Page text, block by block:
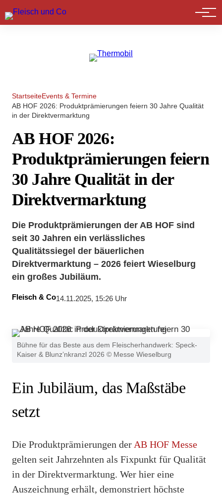
Marktführer
StartseiteEvents & Termine
AB HOF 2026: Produktprämierungen feiern 30 Jahre Qualität
in der Direktvermarktung
AB HOF 2026:
Produktprämierungen feiern
30 Jahre Qualität in der
Direktvermarktung
Die Produktprämierungen der AB HOF sind
seit 30 Jahren ein verlässliches
Qualitätssiegel der bäuerlichen
Direktvermarktung – 2026 feiert Wieselburg
ein großes Jubiläum.
Fleisch & Co14.11.2025, 15:26 Uhr
Bühne für das Beste aus dem Fleischerhandwerk: Speck-
Kaiser & Blunz’nkranzl 2026 © Messe Wieselburg
Ein Jubiläum, das Maßstäbe
setzt
Die Produktprämierungen der AB HOF Messe
gelten seit Jahrzehnten als Fixpunkt für Qualität
in der Direktvermarktung. Wer hier eine
Auszeichnung erhält, demonstriert höchste